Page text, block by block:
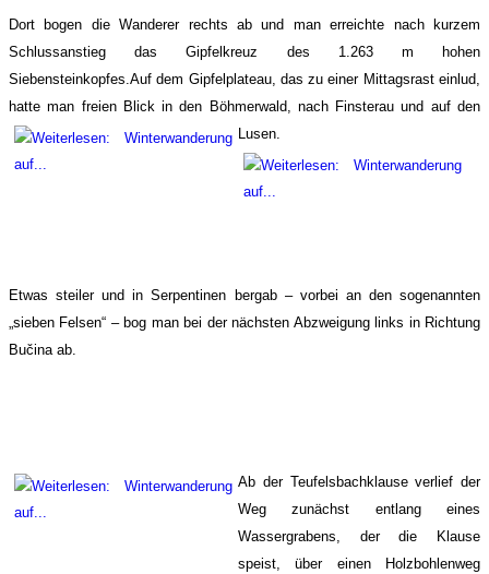
Dort bogen die Wanderer rechts ab und man erreichte nach kurzem
Schlussanstieg das Gipfelkreuz des 1.263 m hohen
Siebensteinkopfes.Auf dem Gipfelplateau, das zu einer Mittagsrast einlud,
hatte man freien Blick in den Böhmerwald, nach Finsterau und auf den
Lusen.
Etwas steiler und in Serpentinen bergab – vorbei an den sogenannten
„sieben Felsen“ – bog man bei der nächsten Abzweigung links in Richtung
Bučina ab.
Ab der Teufelsbachklause verlief der
Weg zunächst entlang eines
Wassergrabens, der die Klause
speist, über einen Holzbohlenweg